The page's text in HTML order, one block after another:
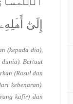
إِلَىٰٓ أَهۡلِهِۦ يَتَمَطَّىٰٓ ٣٣ أَوۡلَىٰ لَكَ
(kepada dia),
dunia). Bertaut
(Rasul dan
kebenaran).
kafir) dan